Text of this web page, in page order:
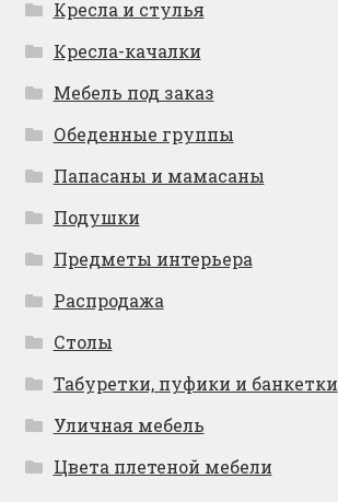
Кресла и стулья
Кресла-качалки
Мебель под заказ
Обеденные группы
Папасаны и мамасаны
Подушки
Предметы интерьера
Распродажа
Столы
Табуретки, пуфики и банкетки
Уличная мебель
Цвета плетеной мебели